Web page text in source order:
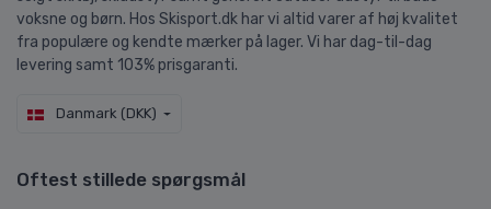
voksne og børn. Hos Skisport.dk har vi altid varer af høj kvalitet
fra populære og kendte mærker på lager. Vi har dag-til-dag
levering samt 103% prisgaranti.
Danmark (DKK)
Oftest stillede spørgsmål